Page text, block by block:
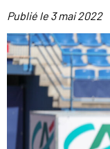
Publié le 3 mai 2022